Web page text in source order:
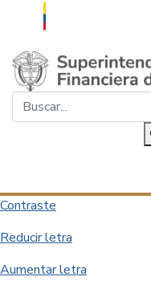
Saltar al contenido
Contraste
Reducir letra
Aumentar letra